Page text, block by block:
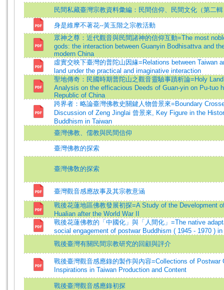
民間私藏臺灣宗教資料彙編：民間信仰、民間文化（第二
身是維摩不著花--黃玉階之宗教活動
眾神之尊：近代觀音與民間諸神的信仰互動=The most
gods: the interaction between Guanyin Bodhisattva and
modern China
虛實交映下臺灣的普陀山因緣=Relations between Taiwan
land under the practical and imaginative interaction
聖地傳奇：民國時期普陀山之觀音靈驗事蹟析論=Holy
Analysis on the efficacious Deeds of Guan-yin on Pu-tuo
Republic of China
跨界者：略論臺灣佛教史關鍵人物曾景來=Boundary
Discussion of Zeng Jinglai 曾景來, Key Figure in the
Buddhism in Taiwan
臺灣佛教、儒教與民間信仰
臺灣佛教的探索
臺灣佛敎的探索
臺灣觀音感應故事及其宗教意涵
戰後花蓮地區佛教發展初探=A Study of the Development
Hualian after the World War II
戰後花蓮佛教的「中國化」與「人間化」=The native
social engagement of postwar Buddhism ( 1945 - 1970 ) in
戰後臺灣有關民間宗教研究的回顧與評介
戰後臺灣觀音感應錄的製作與內容=Collections of Postwar
Inspirations in Taiwan Production and Content
戰後臺灣觀音感應錄初探